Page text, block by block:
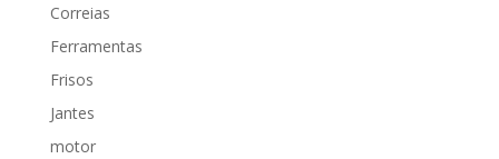
Correias
Ferramentas
Frisos
Jantes
motor